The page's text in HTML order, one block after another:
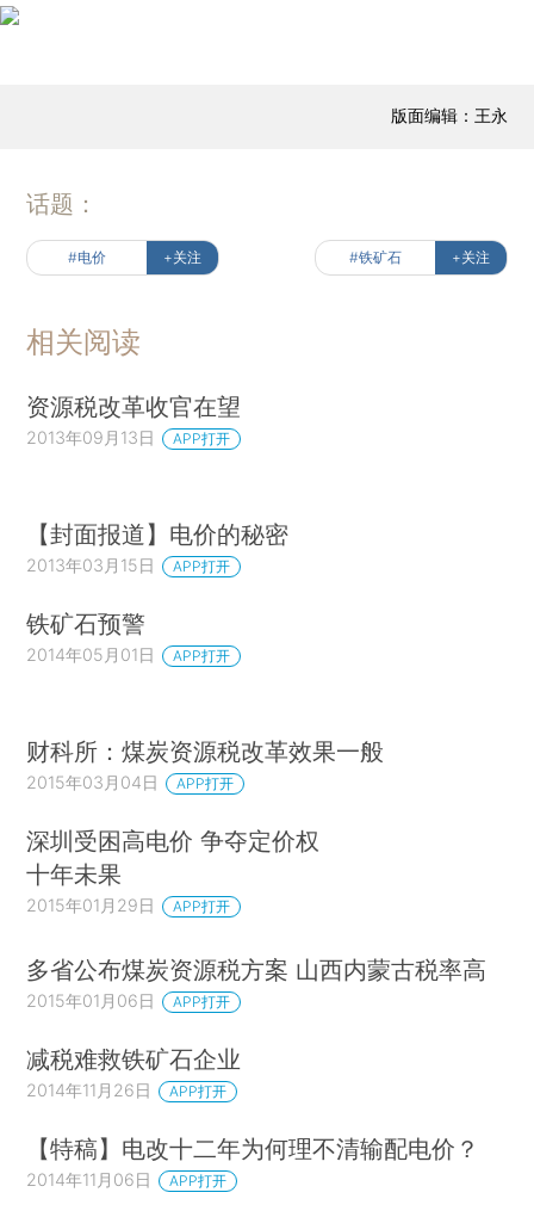
版面编辑：王永
话题：
#电价 +关注 #铁矿石 +关注
相关阅读
资源税改革收官在望
2013年09月13日 APP打开
【封面报道】电价的秘密
2013年03月15日 APP打开
铁矿石预警
2014年05月01日 APP打开
财科所：煤炭资源税改革效果一般
2015年03月04日 APP打开
深圳受困高电价 争夺定价权
十年未果
2015年01月29日 APP打开
多省公布煤炭资源税方案 山西内蒙古税率高
2015年01月06日 APP打开
减税难救铁矿石企业
2014年11月26日 APP打开
【特稿】电改十二年为何理不清输配电价？
2014年11月06日 APP打开